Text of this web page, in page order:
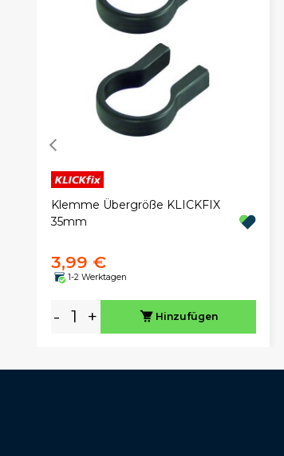
Klemme Übergröße KLICKFIX
35mm
3,99 €
1-2 Werktagen
- + Hinzufügen